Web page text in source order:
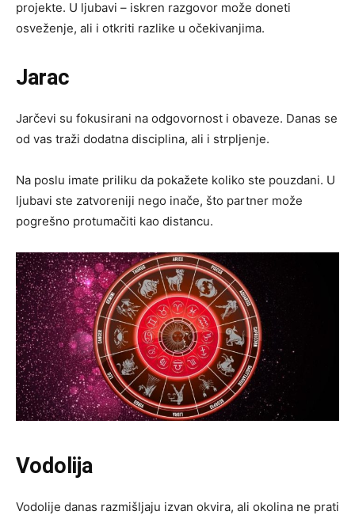
projekte. U ljubavi – iskren razgovor može doneti
osveženje, ali i otkriti razlike u očekivanjima.
Jarac
Jarčevi su fokusirani na odgovornost i obaveze. Danas se
od vas traži dodatna disciplina, ali i strpljenje.
Na poslu imate priliku da pokažete koliko ste pouzdani. U
ljubavi ste zatvoreniji nego inače, što partner može
pogrešno protumačiti kao distancu.
Vodolija
Vodolije danas razmišljaju izvan okvira, ali okolina ne prati